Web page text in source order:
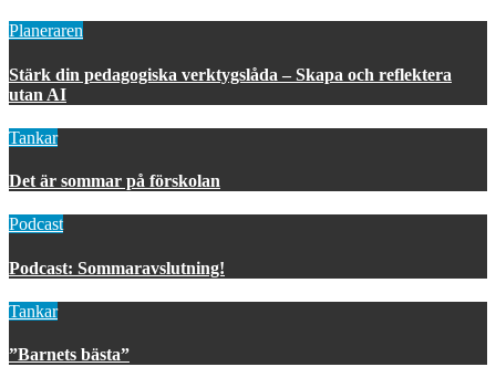
Planeraren
Stärk din pedagogiska verktygslåda – Skapa och reflektera
utan AI
Tankar
Det är sommar på förskolan
Podcast
Podcast: Sommaravslutning!
Tankar
”Barnets bästa”